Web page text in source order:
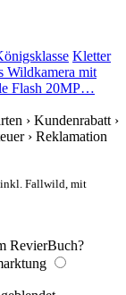
Kletter
Wildkamera mit
Flash 20MP…
› Kundenrabatt ›
› Reklamation
inkl. Fallwild, mit
RevierBuch?